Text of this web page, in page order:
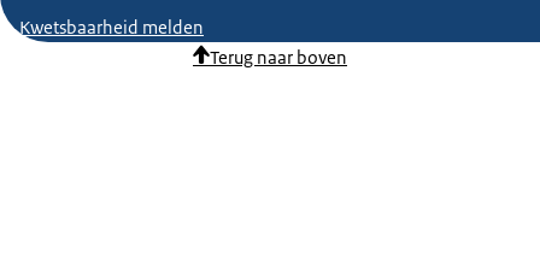
Kwetsbaarheid melden
Terug naar boven